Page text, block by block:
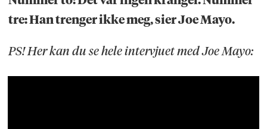
tre: Han trenger ikke meg, sier Joe Mayo.
PS! Her kan du se hele intervjuet med Joe Mayo: